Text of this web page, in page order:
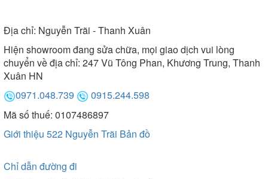
Địa chỉ: Nguyễn Trãi - Thanh Xuân
Hiện showroom đang sửa chữa, mọi giao dịch vui lòng
chuyển về địa chỉ: 247 Vũ Tông Phan, Khương Trung, Thanh
Xuân HN
0971.048.739
0915.244.598
Mã số thuế: 0107486897
Giới thiệu 522 Nguyễn Trãi Bản đồ
Chỉ dẫn đường đi